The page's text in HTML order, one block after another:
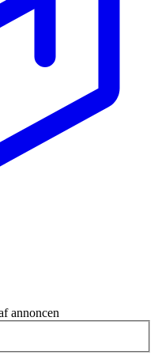
annoncen